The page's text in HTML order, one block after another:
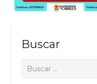
Buscar
Buscar: